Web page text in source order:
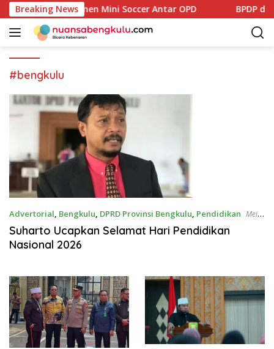
a
Breaking News
Buka Turnamen Mini Soccer Antar OPD BPDP
#bengkulu
Advertorial, Bengkulu, DPRD Provinsi Bengkulu, Pendidikan Mei
2, 2026
Suharto Ucapkan Selamat Hari Pendidikan
Nasional 2026